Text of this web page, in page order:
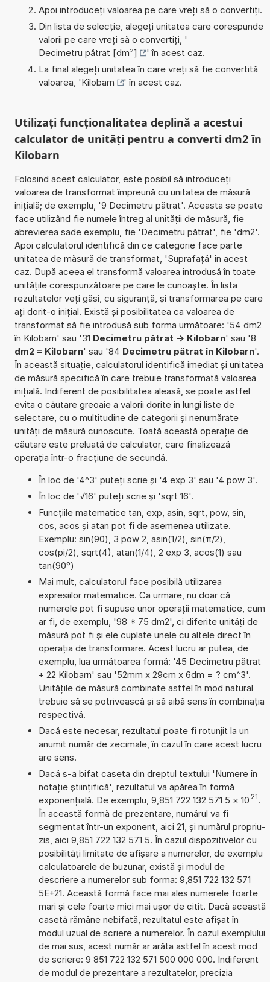
Apoi introduceți valoarea pe care vreți să o convertiți.
Din lista de selecție, alegeți unitatea care corespunde
valorii pe care vreți să o convertiți, '
Decimetru pătrat [dm²]
' în acest caz.
La final alegeți unitatea în care vreți să fie convertită
valoarea, 'Kilobarn ' în acest caz.
Utilizați funcționalitatea deplină a acestui
calculator de unități pentru a converti dm2 în
Kilobarn
Folosind acest calculator, este posibil să introduceți
valoarea de transformat împreună cu unitatea de măsură
inițială; de exemplu, '9 Decimetru pătrat'. Aceasta se poate
face utilizând fie numele întreg al unității de măsură, fie
abrevierea sade exemplu, fie 'Decimetru pătrat', fie 'dm2'.
Apoi calculatorul identifică din ce categorie face parte
unitatea de măsură de transformat, 'Suprafață' în acest
caz. După aceea el transformă valoarea introdusă în toate
unitățile corespunzătoare pe care le cunoaște. În lista
rezultatelor veți găsi, cu siguranță, și transformarea pe care
ați dorit-o inițial. Există și posibilitatea ca valoarea de
transformat să fie introdusă sub forma următoare: '54 dm2
în Kilobarn' sau '31 Decimetru pătrat -> Kilobarn' sau '8
dm2 = Kilobarn' sau '84 Decimetru pătrat în Kilobarn'.
În această situație, calculatorul identifică imediat și unitatea
de măsură specifică în care trebuie transformată valoarea
inițială. Indiferent de posibilitatea aleasă, se poate astfel
evita o căutare greoaie a valorii dorite în lungi liste de
selectare, cu o multitudine de categorii și nenumărate
unități de măsură cunoscute. Toată această operație de
căutare este preluată de calculator, care finalizează
operația într-o fracțiune de secundă.
În loc de '4^3' puteți scrie și '4 exp 3' sau '4 pow 3'.
În loc de '√16' puteți scrie și 'sqrt 16'.
Funcțiile matematice tan, exp, asin, sqrt, pow, sin,
cos, acos și atan pot fi de asemenea utilizate.
Exemplu: sin(90), 3 pow 2, asin(1/2), sin(π/2),
cos(pi/2), sqrt(4), atan(1/4), 2 exp 3, acos(1) sau
tan(90°)
Mai mult, calculatorul face posibilă utilizarea
expresiilor matematice. Ca urmare, nu doar că
numerele pot fi supuse unor operații matematice, cum
ar fi, de exemplu, '98 * 75 dm2', ci diferite unități de
măsură pot fi și ele cuplate unele cu altele direct în
operația de transformare. Acest lucru ar putea, de
exemplu, lua următoarea formă: '45 Decimetru pătrat
+ 22 Kilobarn' sau '52mm x 29cm x 6dm = ? cm^3'.
Unitățile de măsură combinate astfel în mod natural
trebuie să se potrivească și să aibă sens în combinația
respectivă.
Dacă este necesar, rezultatul poate fi rotunjit la un
anumit număr de zecimale, în cazul în care acest lucru
are sens.
Dacă s-a bifat caseta din dreptul textului 'Numere în
notație științifică', rezultatul va apărea în formă
exponențială. De exemplu, 9,851 722 132 571 5 × 10 21.
În această formă de prezentare, numărul va fi
segmentat într-un exponent, aici 21, și numărul propriu-
zis, aici 9,851 722 132 571 5. În cazul dispozitivelor cu
posibilități limitate de afișare a numerelor, de exemplu
calculatoarele de buzunar, există și modul de
descriere a numerelor sub forma: 9,851 722 132 571
5E+21. Această formă face mai ales numerele foarte
mari și cele foarte mici mai ușor de citit. Dacă această
casetă rămâne nebifată, rezultatul este afișat în
modul uzual de scriere a numerelor. În cazul exemplului
de mai sus, acest număr ar arăta astfel în acest mod
de scriere: 9 851 722 132 571 500 000 000. Indiferent
de modul de prezentare a rezultatelor, precizia